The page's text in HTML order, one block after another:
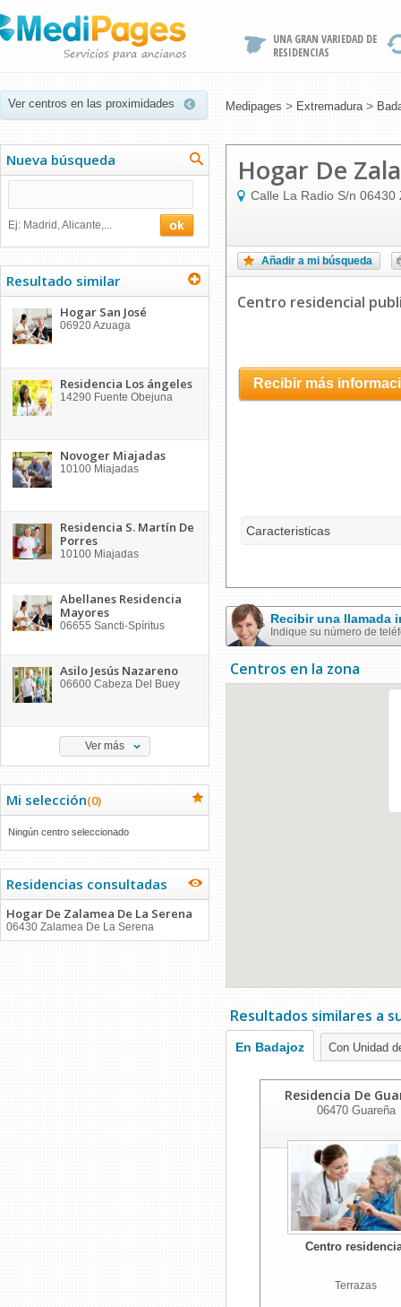
UNA GRAN VARIEDAD DE
RESIDENCIAS
Ver centros en las proximidades Medipages > Extremadura >
Nueva búsqueda
Ej: Madrid, Alicante,...
Resultado similar
Hogar San José
06920Azuaga
Residencia Los ángeles
14290 Fuente Obejuna
Novoger Miajadas
10100 Miajadas
Residencia S. Martín De
Porres
10100 Miajadas
Abellanes Residencia
Mayores
06655 Sancti-Spíritus
Asilo Jesús Nazareno
06600 Cabeza Del Buey
Ver más
Mi selección(0)
Ningún centro seleccionado
Residencias consultadas
Hogar De Zalamea De La Serena
06430 Zalamea De La Serena
Hogar De
Calle La Radio S/n 06430
Añadir a mi búsqueda
Centro residencial
Recibir más
Caracteristicas
Recibir una llamada
Indique su número de
Centros en la zona
Resultados similares a
En Badajoz Con Unidad
Residencia De
06470Guareña
Centro
Terrazas